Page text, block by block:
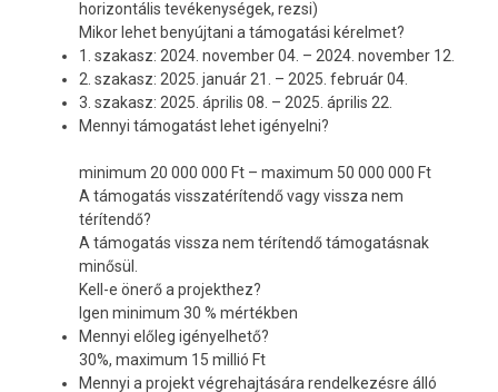
horizontális tevékenységek, rezsi)
Mikor lehet benyújtani a támogatási kérelmet?
1. szakasz: 2024. november 04. – 2024. november 12.
2. szakasz: 2025. január 21. – 2025. február 04.
3. szakasz: 2025. április 08. – 2025. április 22.
Mennyi támogatást lehet igényelni?
minimum 20 000 000 Ft – maximum 50 000 000 Ft
A támogatás visszatérítendő vagy vissza nem
térítendő?
A támogatás vissza nem térítendő támogatásnak
minősül.
Kell-e önerő a projekthez?
Igen minimum 30 % mértékben
Mennyi előleg igényelhető?
30%, maximum 15 millió Ft
Mennyi a projekt végrehajtására rendelkezésre álló